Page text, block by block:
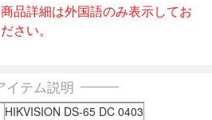
品詳細は外国語のみ表示してお
さい。
イテム説明
HIKVISION DS-65 DC 0403